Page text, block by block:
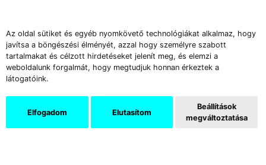
Az oldal sütiket és egyéb nyomkövető technológiákat alkalmaz, hogy
javítsa a böngészési élményét, azzal hogy személyre szabott
tartalmakat és célzott hirdetéseket jelenít meg, és elemzi a
weboldalunk forgalmát, hogy megtudjuk honnan érkeztek a
látogatóink.
Elfogadom Elutasítom
Beállítások
megváltoztatása